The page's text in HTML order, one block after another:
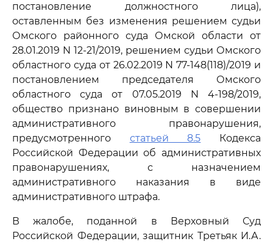
постановление должностного лица),
оставленным без изменения решением судьи
Омского районного суда Омской области от
28.01.2019 N 12-21/2019, решением судьи Омского
областного суда от 26.02.2019 N 77-148(118)/2019 и
постановлением председателя Омского
областного суда от 07.05.2019 N 4-198/2019,
общество признано виновным в совершении
административного правонарушения,
предусмотренного статьей 8.5 Кодекса
Российской Федерации об административных
правонарушениях, с назначением
административного наказания в виде
административного штрафа.
В жалобе, поданной в Верховный Суд
Российской Федерации, защитник Третьяк И.А.